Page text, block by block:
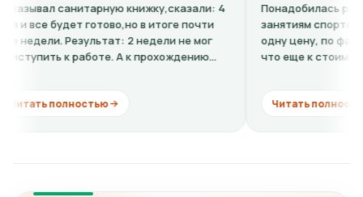
книжку,сказали: 4
готово,но в итоге почти
2 недели не мог
работе. А к прохождению
Понадобилась ребенку
занятиям спортом. По
одну цену, по факту в клинике
что еще к стоимости нужно
Читать полностью